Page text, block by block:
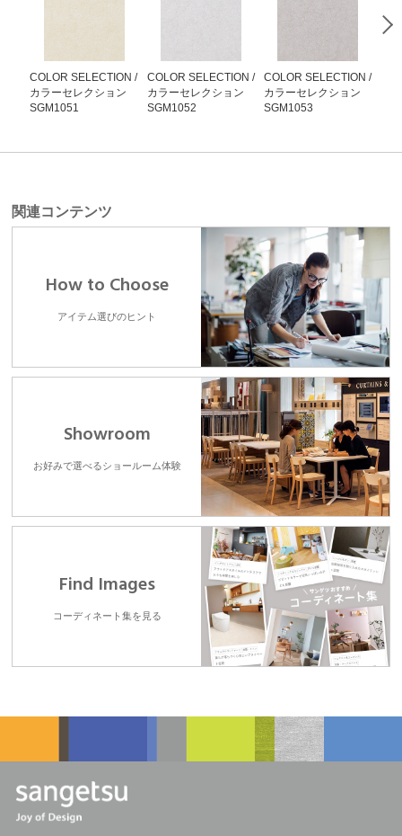
COLOR SELECTION /
カラーセレクション
SGM1051
COLOR SELECTION /
カラーセレクション
SGM1052
COLOR SELECTION /
カラーセレクション
SGM1053
関連コンテンツ
How to Choose
アイテム選びのヒント
Showroom
お好みで選べるショールーム体験
Find Images
コーディネート集を見る